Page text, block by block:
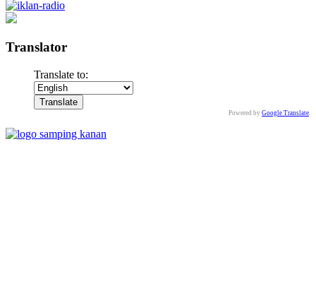
Translator
Translate to:
Powered by Google Translate